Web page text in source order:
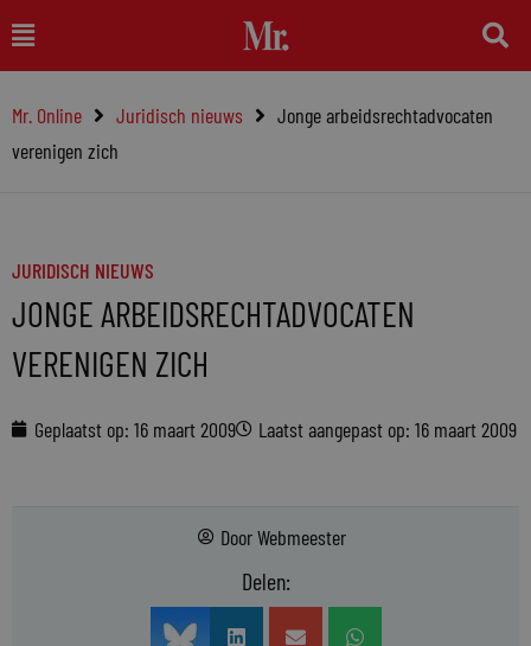
naar
inhoud
Main
Menu
Mr. Online Juridisch nieuws
Jonge arbeidsrechtadvocaten
verenigen zich
JURIDISCH NIEUWS
JONGE ARBEIDSRECHTADVOCATEN
VERENIGEN ZICH
Geplaatst op: 16 maart 2009 Laatst aangepast op: 16 maart 2009
DoorWebmeester
Delen: